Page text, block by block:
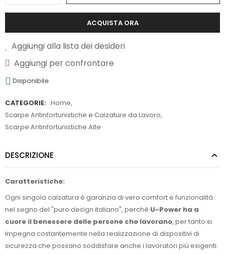
ACQUISTA ORA
Aggiungi alla lista dei desideri
Aggiungi per confrontare
Disponibile
CATEGORIE: Home,
Scarpe Antinfortunistiche e Calzature da Lavoro,
Scarpe Antinfortunistiche Alte
DESCRIZIONE
Caratteristiche:
Ogni singola calzatura è garanzia di vero comfort e funzionalità
nel segno del "puro design italiano", perchè U-Power ha a
cuore il benessere delle persone che lavorano, per tanto si
impegna costantemente nella realizzazione di dispositivi di
sicurezza che possano soddisfare anche i lavoratori più esigenti.